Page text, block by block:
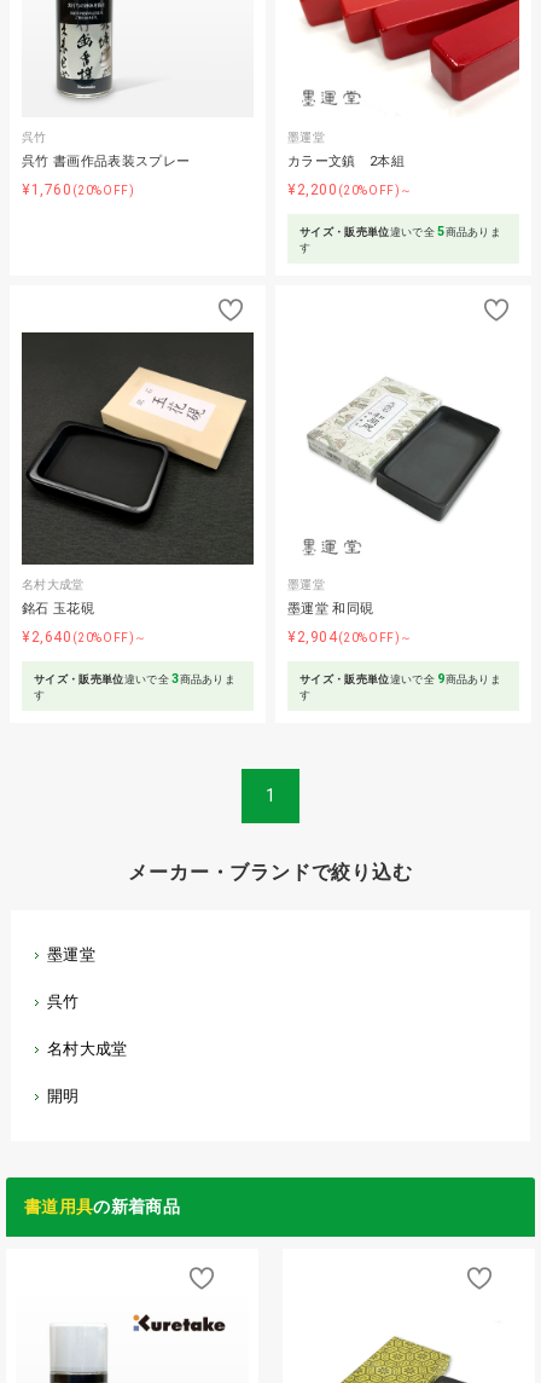
呉竹
呉竹 書画作品表装スプレー
¥1,760 (20%OFF)
墨運堂
カラー文鎮 2本組
¥2,200 (20%OFF)～
サイズ・販売単位違いで全5商品ありま
す
名村大成堂
銘石 玉花硯
¥2,640 (20%OFF)～
サイズ・販売単位違いで全3商品ありま
す
墨運堂
墨運堂 和同硯
¥2,904(20%OFF)～
サイズ・販売単位違いで全 9商品ありま
す
1
メーカー・ブランドで絞り込む
墨運堂
呉竹
名村大成堂
開明
書道用具の新着商品